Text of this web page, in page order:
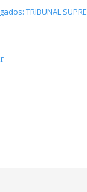
TRIBUNAL